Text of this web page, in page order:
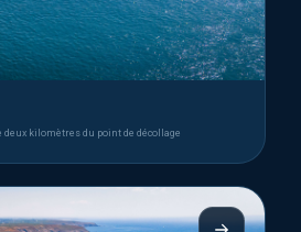
deux kilomètres du point de décollage